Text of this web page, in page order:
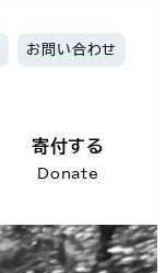
お問い合わせ
寄付する
Donate